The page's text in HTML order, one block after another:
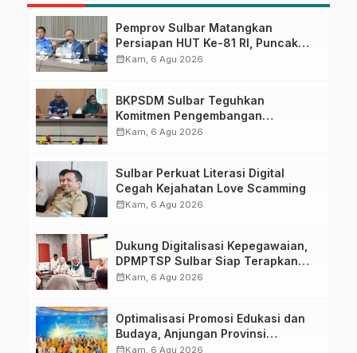
Pemprov Sulbar Matangkan
Persiapan HUT Ke-81 RI, Puncak
Upacara di Lapangan Ahmad
calendar_monthKam, 6 Agu 2026
BKPSDM Sulbar Teguhkan
Komitmen Pengembangan
Kompetensi ASN melalui
calendar_monthKam, 6 Agu 2026
Sulbar Perkuat Literasi Digital
Cegah Kejahatan Love Scamming
calendar_monthKam, 6 Agu 2026
Dukung Digitalisasi Kepegawaian,
DPMPTSP Sulbar Siap Terapkan
Aplikasi FLEKSI ASN
calendar_monthKam, 6 Agu 2026
Optimalisasi Promosi Edukasi dan
Budaya, Anjungan Provinsi
Sulawesi Barat Perkuat Kolaborasi
calendar_monthKam, 6 Agu 2026